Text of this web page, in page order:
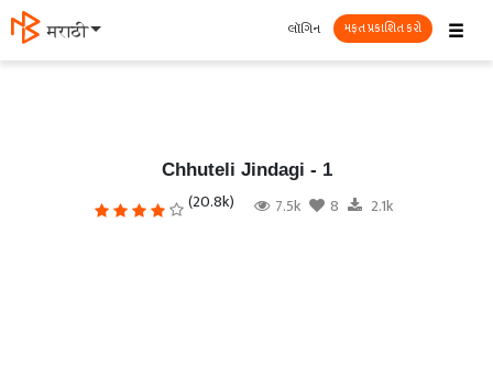
मराठी ☰
લૉગિન મફત પ્રકાશિત કરો
Chhuteli Jindagi - 1
(20.8k) 7.5k 8 2.1k